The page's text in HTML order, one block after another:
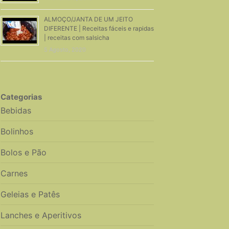
ALMOÇO/JANTA DE UM JEITO
DIFERENTE | Receitas fáceis e rapidas
| receitas com salsicha
5 Agosto, 2020
Categorias
Bebidas
Bolinhos
Bolos e Pão
Carnes
Geleias e Patês
Lanches e Aperitivos